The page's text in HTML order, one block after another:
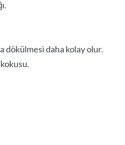
dökülmesi daha kolay olur.